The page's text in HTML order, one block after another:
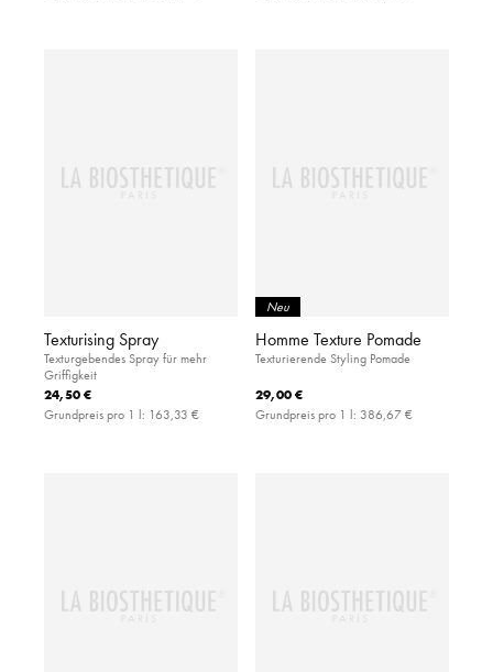
Texturising Spray
Texturgebendes Spray für mehr
Griffigkeit
24,50 €
Grundpreis pro 1 l: 163,33 €
Neu
Homme Texture Pomade
Texturierende Styling Pomade
29,00 €
Grundpreis pro 1 l: 386,67 €